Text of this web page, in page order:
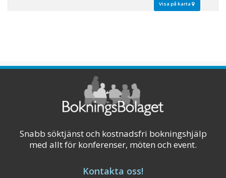
Visa på karta
Snabb söktjänst och kostnadsfri bokningshjälp
med allt för konferenser, möten och event.
Kontakta oss!